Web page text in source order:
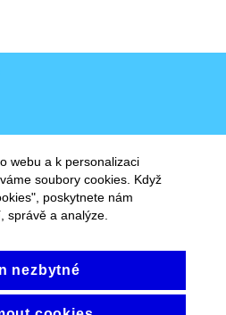
webu a k personalizaci
soubory cookies. Když
poskytnete nám
správě a analýze.
nezbytné